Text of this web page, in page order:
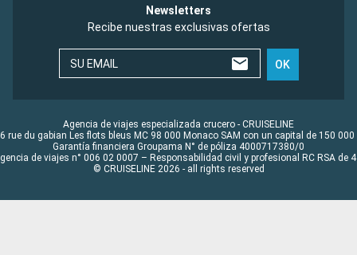
Newsletters
Recibe nuestras exclusivas ofertas
SU EMAIL OK
Agencia de viajes especializada crucero - CRUISELINE
rue du gabian Les flots bleus MC 98 000 Monaco SAM con un capital de 150 000
Garantía financiera Groupama N° de póliza 4000717380/0
de viajes n° 006 02 0007 – Responsabilidad civil y profesional RC RSA de
© CRUISELINE 2026 - all rights reserved